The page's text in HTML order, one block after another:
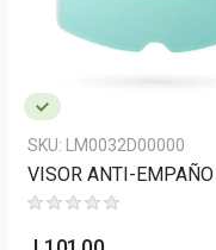
SKU: LM0032D00000
VISOR ANTI-